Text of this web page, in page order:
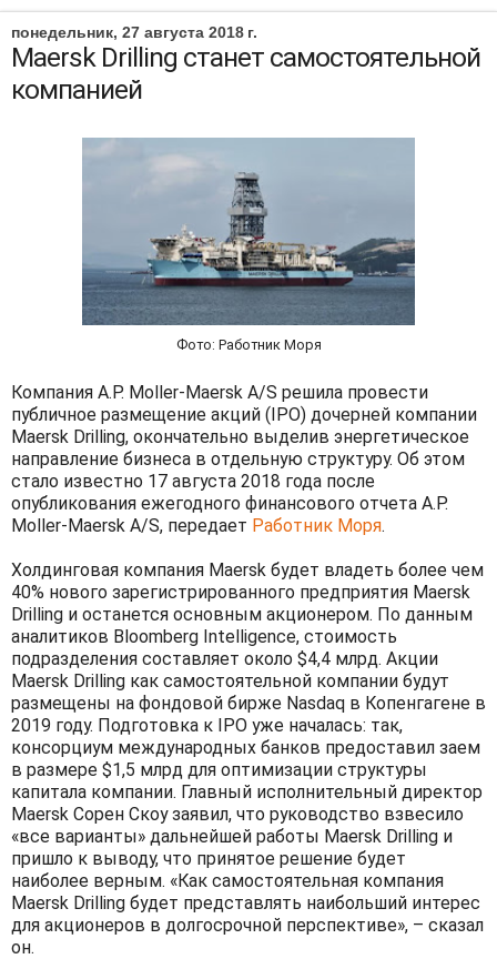
понедельник, 27 августа 2018 г.
Maersk Drilling станет самостоятельной
компанией
Фото: Работник Моря
Компания A.P. Moller-Maersk A/S решила провести
публичное размещение акций (IPO) дочерней компании
Maersk Drilling, окончательно выделив энергетическое
направление бизнеса в отдельную структуру. Об этом
стало известно 17 августа 2018 года после
опубликования ежегодного финансового отчета A.P.
Moller-Maersk A/S, передает Работник Моря.
Холдинговая компания Maersk будет владеть более чем
40% нового зарегистрированного предприятия Maersk
Drilling и останется основным акционером. По данным
аналитиков Bloomberg Intelligence, стоимость
подразделения составляет около $4,4 млрд. Акции
Maersk Drilling как самостоятельной компании будут
размещены на фондовой бирже Nasdaq в Копенгагене в
2019 году. Подготовка к IPO уже началась: так,
консорциум международных банков предоставил заем
в размере $1,5 млрд для оптимизации структуры
капитала компании. Главный исполнительный директор
Maersk Сорен Скоу заявил, что руководство взвесило
«все варианты» дальнейшей работы Maersk Drilling и
пришло к выводу, что принятое решение будет
наиболее верным. «Как самостоятельная компания
Maersk Drilling будет представлять наибольший интерес
для акционеров в долгосрочной перспективе», – сказал
он.